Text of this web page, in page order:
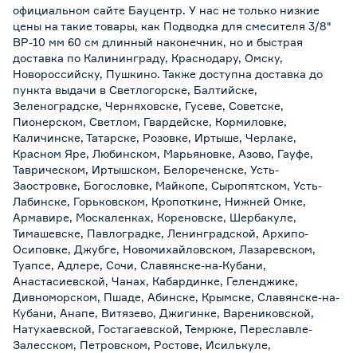
официальном сайте Бауцентр. У нас не только низкие
цены на такие товары, как Подводка для смесителя 3/8"
ВР-10 мм 60 см длинный наконечник, но и быстрая
доставка по Калининграду, Краснодару, Омску,
Новороссийску, Пушкино. Также доступна доставка до
пункта выдачи в Светлогорске, Балтийске,
Зеленоградске, Черняховске, Гусеве, Советске,
Пионерском, Светлом, Гвардейске, Кормиловке,
Каличинске, Татарске, Розовке, Иртыше, Черлаке,
Красном Яре, Любинском, Марьяновке, Азово, Гауфе,
Таврическом, Иртышском, Белореченске, Усть-
Заостровке, Богословке, Майкопе, Сыропятском, Усть-
Лабинске, Горьковском, Кропоткине, Нижней Омке,
Армавире, Москаленках, Кореновске, Шербакуле,
Тимашевске, Павлоградке, Ленинградской, Архипо-
Осиповке, Джубге, Новомихайловском, Лазаревском,
Туапсе, Адлере, Сочи, Славянске-на-Кубани,
Анастасиевской, Чанах, Кабардинке, Геленджике,
Дивноморском, Пшаде, Абинске, Крымске, Славянске-на-
Кубани, Анапе, Витязево, Джигинке, Варениковской,
Натухаевской, Гостагаевской, Темрюке, Переславле-
Залесском, Петровском, Ростове, Исилькуле,